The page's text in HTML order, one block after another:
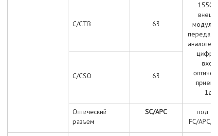
аналоге
-
C/CTB 63
C/CSO 63
Оптический
разъем
SC/APC
под
FC/APC,